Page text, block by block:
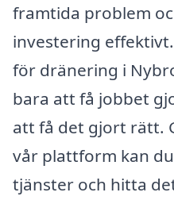
framtida problem
investering
för dränering i
bara att få jobbet
att få det gjort rätt.
vår plattform kan
tjänster och hitta